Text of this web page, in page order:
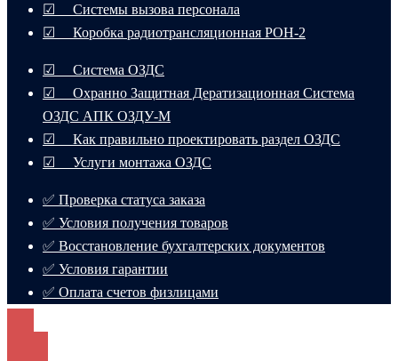
☑ Системы вызова персонала
☑ Коробка радиотрансляционная РОН-2
☑ Система ОЗДС
☑ Охранно Защитная Дератизационная Система
ОЗДС АПК ОЗДУ-М
☑ Как правильно проектировать раздел ОЗДС
☑ Услуги монтажа ОЗДС
✅ Проверка статуса заказа
✅ Условия получения товаров
✅ Восстановление бухгалтерских документов
✅ Условия гарантии
✅ Оплата счетов физлицами